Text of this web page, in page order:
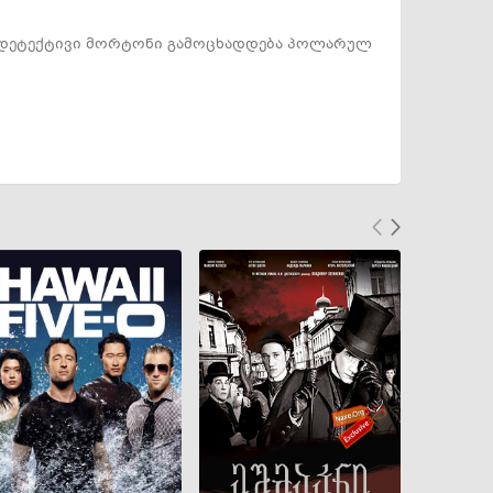
მორტონი გამოცხადდება პოლარულ